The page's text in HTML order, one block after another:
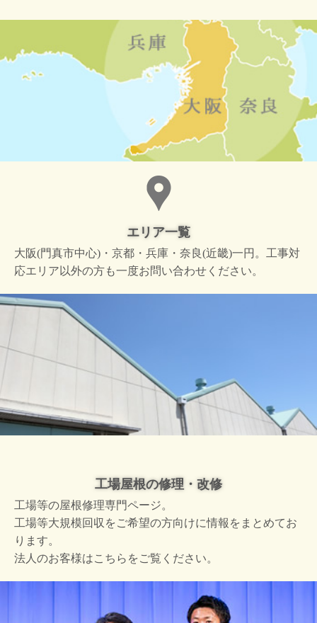
エリア一覧
大阪(門真市中心)・京都・兵庫・奈良(近畿)一円。工事対
応エリア以外の方も一度お問い合わせください。
工場屋根の修理・改修
工場等の屋根修理専門ページ。
工場等大規模回収をご希望の方向けに情報をまとめてお
ります。
法人のお客様はこちらをご覧ください。